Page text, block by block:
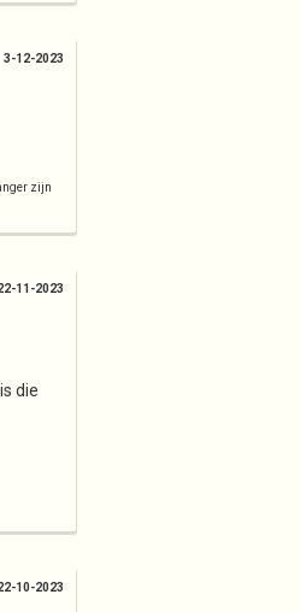
zijn
3-12-2023
die
11-2023
10-2023